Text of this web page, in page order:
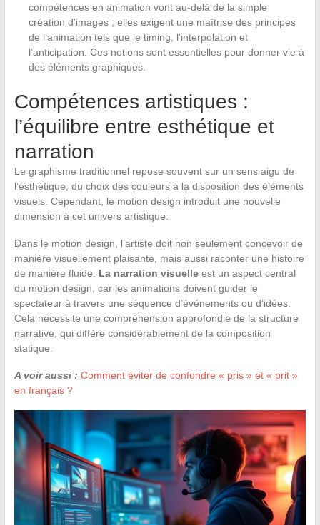
compétences en animation vont au-delà de la simple
création d’images ; elles exigent une maîtrise des principes
de l’animation tels que le timing, l’interpolation et
l’anticipation. Ces notions sont essentielles pour donner vie à
des éléments graphiques.
Compétences artistiques :
l’équilibre entre esthétique et
narration
Le graphisme traditionnel repose souvent sur un sens aigu de
l’esthétique, du choix des couleurs à la disposition des éléments
visuels. Cependant, le motion design introduit une nouvelle
dimension à cet univers artistique.
Dans le motion design, l’artiste doit non seulement concevoir de
manière visuellement plaisante, mais aussi raconter une histoire
de manière fluide. La narration visuelleest un aspect central
du motion design, car les animations doivent guider le
spectateur à travers une séquence d’événements ou d’idées.
Cela nécessite une compréhension approfondie de la structure
narrative, qui diffère considérablement de la composition
statique.
A voir aussi : Comment éviter de confondre « pris » et « prit »
en français ?